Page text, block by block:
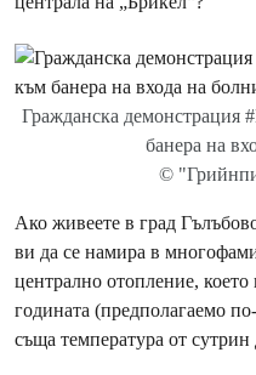
Гражданска демонстрация
банера на
©
Ако живеете в град
ви да се намира в
централно отопление, което
годината (предполагаемо
съща температура от сутрин